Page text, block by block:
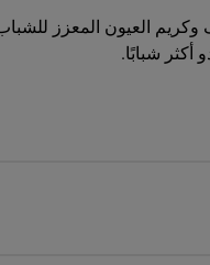
وكريم العيون المعزز
شبابًا.